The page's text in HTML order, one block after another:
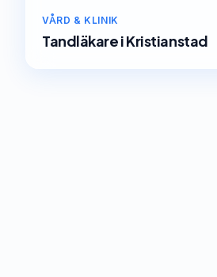
VÅRD & KLINIK
TandläkareiKristianstad